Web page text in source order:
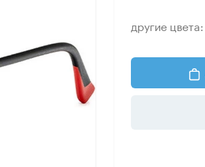
другие цвета: